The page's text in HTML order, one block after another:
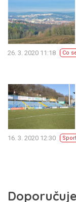
26. 3. 2020 11:18 Co
16. 3. 2020 12:30 Sport